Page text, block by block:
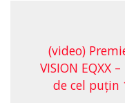
(video)
VISION EQXX
de cel puţin